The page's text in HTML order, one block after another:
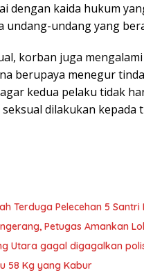
dengan kaida hukum
undang yang
korban juga
berupaya menegur
kedua pelaku tidak
dilakukan kepada
Terduga Pelecehan 5 Santri
Petugas Amankan
Utara gagal digagalkan
58 Kg yang Kabur